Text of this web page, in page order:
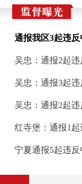
通报我区3起违
吴忠：通报2起
吴忠：通报3起
吴忠：通报2起
红寺堡：通报1
宁夏通报5起违